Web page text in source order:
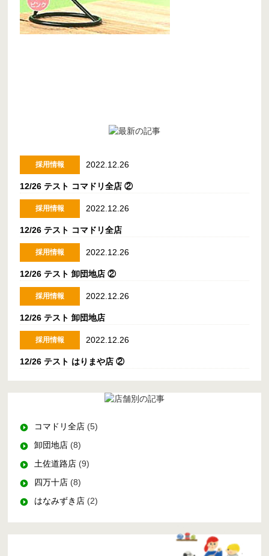
採用情報 2022.12.26
12/26 テスト コマドリ全店 ②
採用情報 2022.12.26
12/26 テスト コマドリ全店
採用情報 2022.12.26
12/26 テスト 卸団地店 ②
採用情報 2022.12.26
12/26 テスト 卸団地店
採用情報 2022.12.26
12/26 テスト はりまや店 ②
コマドリ全店 (5)
卸団地店 (8)
土佐道路店 (9)
四万十店 (8)
はなみずき店 (2)